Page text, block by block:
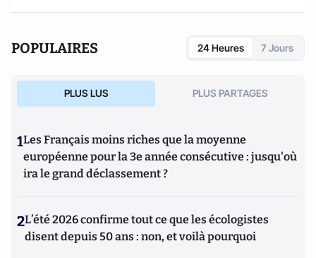
POPULAIRES 24 Heures 7 Jours
PLUS LUS PLUS PARTAGES
1Les Français moins riches que la moyenne
européenne pour la 3e année consécutive : jusqu'où
ira le grand déclassement ?
2L’été 2026 confirme tout ce que les écologistes
disent depuis 50 ans : non, et voilà pourquoi